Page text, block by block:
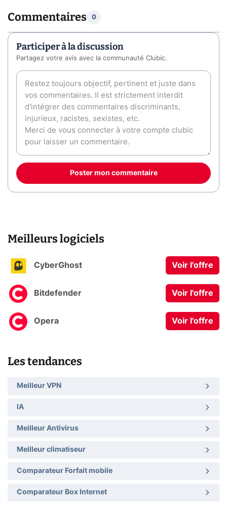
Commentaires 0
Participer à la discussion
Partagez votre avis avec la communauté Clubic.
Poster mon commentaire
Meilleurs logiciels
CyberGhost Voir l'offre
Bitdefender Voir l'offre
Opera Voir l'offre
Les tendances
Meilleur VPN
IA
Meilleur Antivirus
Meilleur climatiseur
Comparateur Forfait mobile
Comparateur Box Internet